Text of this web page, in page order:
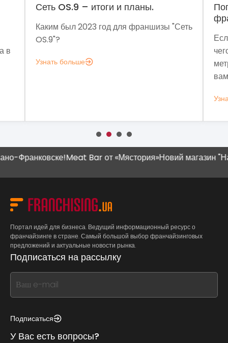
в
Сеть OS.9 – итоги и планы.
Каким был 2023 год для франшизы "Сеть
OS.9"?
Узнать больше
Франковске!Meat Bar от «Мястория»Новий магазин "Наш
Портал идей для бизнеса. Ведущий информационный ресурс о
франчайзинге в стране. Самый большой выбор франчайзинговых
предложений и актуальные новости рынка.
Подписаться на рассылку
If
you
this,
Подписаться
У Вас есть вопросы?